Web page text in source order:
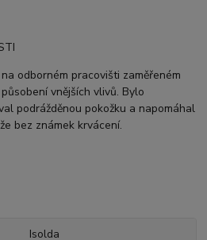
odborném pracovišti zaměřeném
vnějších vlivů. Bylo
podrážděnou pokožku a napomáhal
bez známek krvácení.
Isolda